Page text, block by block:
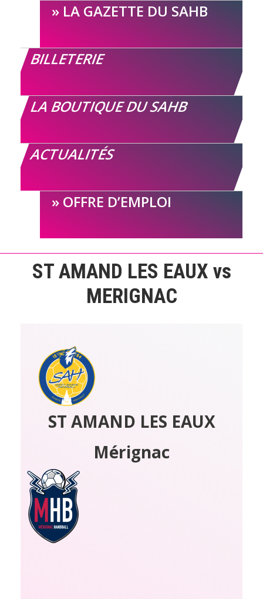
LA GAZETTE DU SAHB
BILLETERIE
LA BOUTIQUE DU SAHB
ACTUALITÉS
OFFRE D’EMPLOI
ST AMAND LES EAUX vs
MERIGNAC
ST AMAND LES EAUX
Mérignac